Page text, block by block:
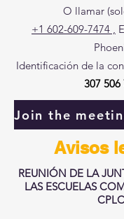
O llamar
+1 602-609-7474 ,
Identificación de la
307 506
Avisos
REUNIÓN DE LA
LAS ESCUELAS